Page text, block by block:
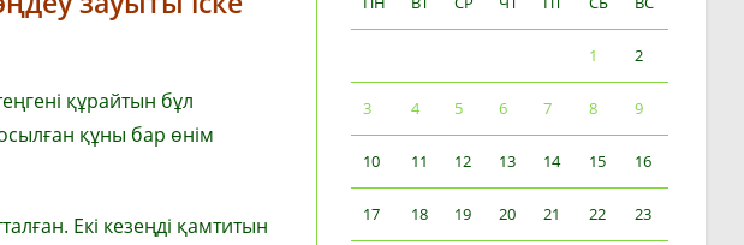
құрайтын бұл
құны бар өнім
Екі кезеңді қамтитын
1 2
3 4 5 6 7 8 9
10 11 12 13 14 15 16
17 18 19 20 21 22 23